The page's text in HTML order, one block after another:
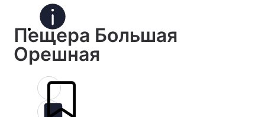
Пещера Большая
Орешная